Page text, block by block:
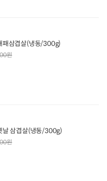
패삼겹살(냉동/300g)
원
날 삼겹살(냉동/300g)
원